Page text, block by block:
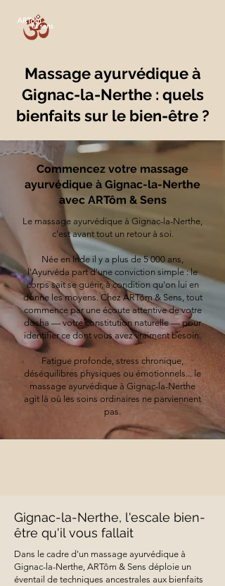
Massage ayurvédique à
Gignac-la-Nerthe : quels
bienfaits sur le bien-être ?
Commencez votre massage
ayurvédique à Gignac-la-Nerthe
avec ARTôm & Sens
Le massage ayurvédique à Gignac-la-Nerthe,
c'est avant tout un retour à soi.
Née en Inde il y a plus de 5 000 ans,
l'Ayurvéda part d'une conviction simple : le
corps sait se guérir, à condition qu'on lui en
donne les moyens. Chez ARTôm & Sens, tout
commence par une écoute attentive de votre
dosha — votre constitution naturelle — pour
identifier ce dont vous avez vraiment besoin.
Fatigue profonde, stress chronique,
déséquilibres physiques ou émotionnels... le
massage ayurvédique à Gignac-la-Nerthe
agit là où les soins ordinaires ne parviennent
pas.
Gignac-la-Nerthe, l'escale bien-
être qu'il vous fallait
Dans le cadre d'un massage ayurvédique à
Gignac-la-Nerthe, ARTôm & Sens déploie un
éventail de techniques ancestrales aux bienfaits